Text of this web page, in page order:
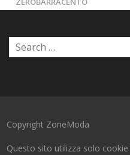
Copyright ZoneModa
Questo sito utilizza solo